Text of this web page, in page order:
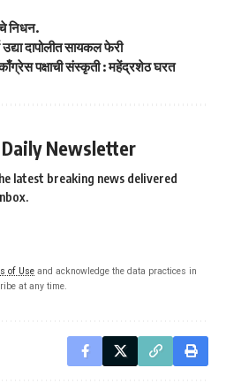
निधन.
उद्या दापोलीत सायकल फेरी
पक्षाची संस्कृती : महेंद्रशेठ घरत
Daily Newsletter
latest breaking news delivered
of Use and acknowledge the data practices in
at any time.